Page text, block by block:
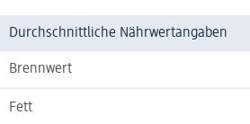
Durchschnittliche Nährwertangaben
Brennwert
Fett